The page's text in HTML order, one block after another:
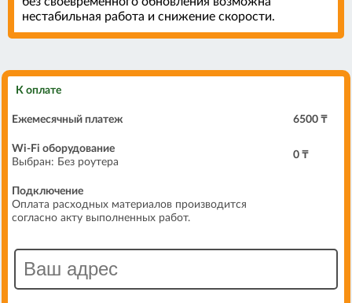
нестабильная работа и снижение скорости.
К оплате
Ежемесячный платеж 6500 ₸
Wi-Fi оборудование
Выбран: Без роутера
0 ₸
Подключение
Оплата расходных материалов производится
согласно акту выполненных работ.